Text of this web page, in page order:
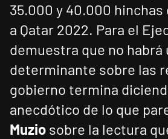
35.000 y 40.000
a Qatar 2022. Para el
demuestra que no habrá
determinante sobre las
gobierno termina
anecdótico de lo que
Muzio sobre la lectura